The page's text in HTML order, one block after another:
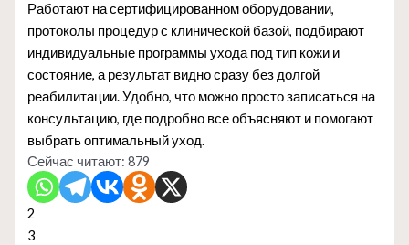
Работают на сертифицированном оборудовании,
протоколы процедур с клинической базой, подбирают
индивидуальные программы ухода под тип кожи и
состояние, а результат видно сразу без долгой
реабилитации. Удобно, что можно просто записаться на
консультацию, где подробно все объясняют и помогают
выбрать оптимальный уход.
Сейчас читают: 879
2
3